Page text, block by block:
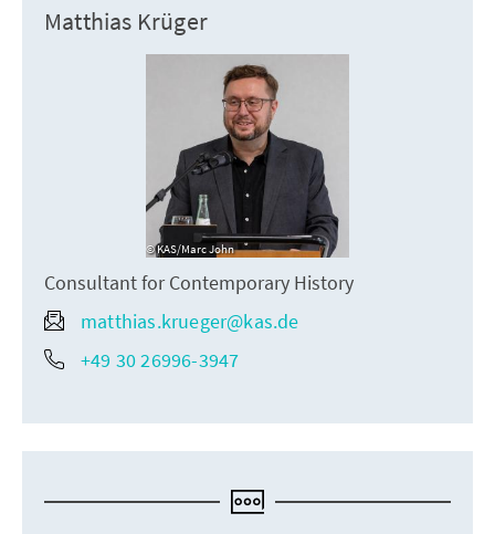
Matthias Krüger
KAS/Marc John
Consultant for Contemporary History
matthias.krueger@kas.de
+49 30 26996-3947